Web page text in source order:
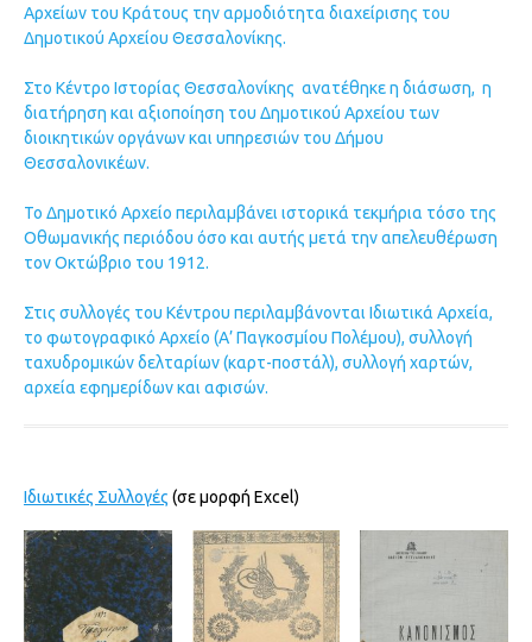
Αρχείων του Κράτους την αρμοδιότητα διαχείρισης του
Δημοτικού Αρχείου Θεσσαλονίκης.
Στο Κέντρο Ιστορίας Θεσσαλονίκης ανατέθηκε η διάσωση, η
διατήρηση και αξιοποίηση του Δημοτικού Αρχείου των
διοικητικών οργάνων και υπηρεσιών του Δήμου
Θεσσαλονικέων.
Το Δημοτικό Αρχείο περιλαμβάνει ιστορικά τεκμήρια τόσο της
Οθωμανικής περιόδου όσο και αυτής μετά την απελευθέρωση
τον Οκτώβριο του 1912.
Στις συλλογές του Κέντρου περιλαμβάνονται Ιδιωτικά Αρχεία,
το φωτογραφικό Αρχείο (Α’ Παγκοσμίου Πολέμου), συλλογή
ταχυδρομικών δελταρίων (καρτ-ποστάλ), συλλογή χαρτών,
αρχεία εφημερίδων και αφισών.
Ιδιωτικές Συλλογές (σε μορφή Excel)